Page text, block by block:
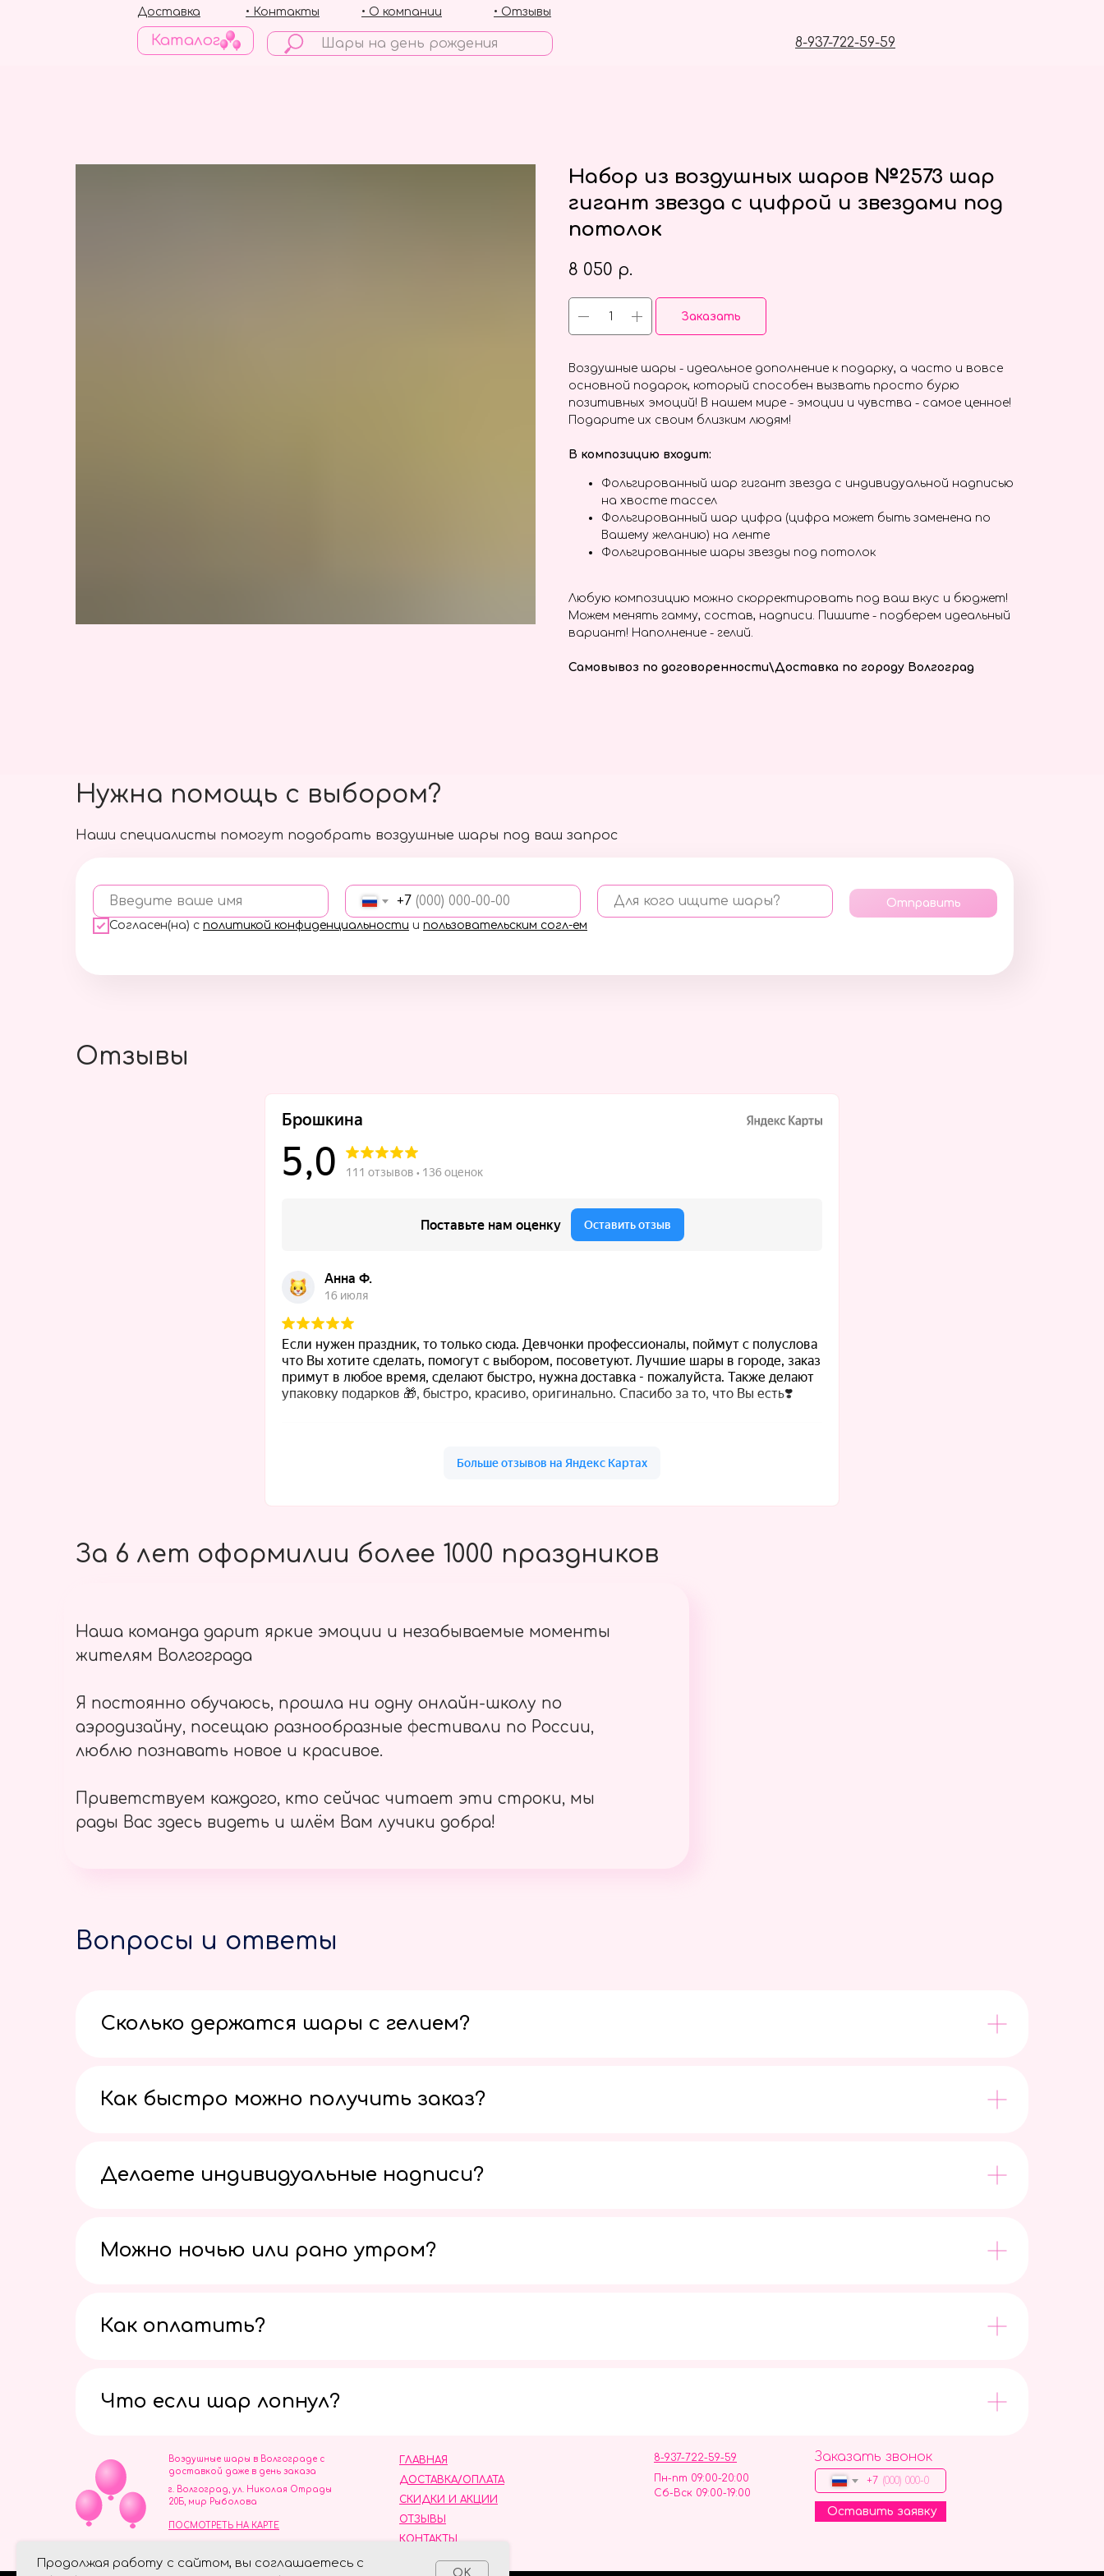
Каталог 8-937-722-59-59
• Отзывы
• О компании
• Контакты
Доставка
Набор из воздушных шаров №2573 шар
гигант звезда с цифрой и звездами под
потолок
8 050 р.
Заказать
Воздушные шары - идеальное дополнение к подарку, а часто и вовсе
основной подарок, который способен вызвать просто бурю
позитивных эмоций! В нашем мире - эмоции и чувства - самое ценное!
Подарите их своим близким людям!
В композицию входит:
Фольгированный шар гигант звезда с индивидуальной надписью
на хвосте тассел
Фольгированный шар цифра (цифра может быть заменена по
Вашему желанию) на ленте
Фольгированные шары звезды под потолок
Любую композицию можно скорректировать под ваш вкус и бюджет!
Можем менять гамму, состав, надписи. Пишите - подберем идеальный
вариант! Наполнение - гелий.
Самовывоз по договоренности\Доставка по городу Волгоград
Наши специалисты помогут подобрать воздушные шары под ваш запрос
Введите ваше имя +7 Для кого ищите шары?
Согласен(на) с политикой конфиденциальности и пользовательским согл-ем
Отправить
Нужна помощь с выбором?
Продолжая работу с сайтом, вы соглашаетесь с
OK
Отзывы
За 6 лет оформилии более 1000 праздников
Наша команда дарит яркие эмоции и незабываемые моменты
жителям Волгограда
Я постоянно обучаюсь, прошла ни одну онлайн-школу по
аэродизайну, посещаю разнообразные фестивали по России,
люблю познавать новое и красивое.
Приветствуем каждого, кто сейчас читает эти строки, мы
рады Вас здесь видеть и шлём Вам лучики добра!
Вопросы и ответы
Сколько держатся шары с гелием?
Как быстро можно получить заказ?
Делаете индивидуальные надписи?
Можно ночью или рано утром?
Как оплатить?
Что если шар лопнул?
ОТЗЫВЫ
ГЛАВНАЯ
ДОСТАВКА/ОПЛАТА
СКИДКИ И АКЦИИ
КОНТАКТЫ
8-937-722-59-59
Пн-пт 09:00-20:00
Сб-Вск 09:00-19:00
Воздушные шары в Волгограде с
доставкой даже в день заказа
Заказать звонок
+7
Оставить заявку
г. Волгоград, ул. Николая Отрады
20Б, мир Рыболова
ПОСМОТРЕТЬ НА КАРТЕ
ИНН 344110093739
Политика обработки персональных данных